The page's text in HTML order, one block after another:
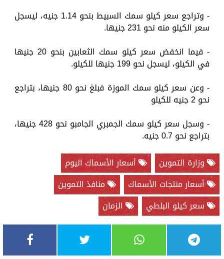
- وتراجع سعر كيلو سمك السبيط بنحو 1.14 جنيه، ليسجل
سعر الكيلو منه نحو 231 جنيها.
- فيما انخفض سعر كيلو سمك الثعابين بنحو 20 جنيها
في الكيلو، ليسجل نحو 199 جنيها للكيلو.
- وعن سعر كيلو سمك الموزة فبلغ نحو 80 جنيها، بتراجع
نحو 2 جنيه للكيلو
- وسجل سعر كيلو سمك الجمبري الجامبو نحو 428 جنيها،
بتراجع نحو 0.7 جنيه.
وزارة التموين
أسعار الأسماك اليوم
أسعار منتجات الأسماك
منافذ التموين
سعر كيلو البلطي
الزمان